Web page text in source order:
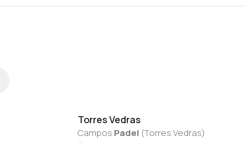
Torres Vedras
Campos Padel (Torres Vedras)